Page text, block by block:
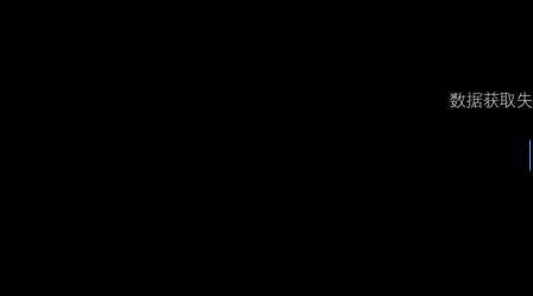
数据获取